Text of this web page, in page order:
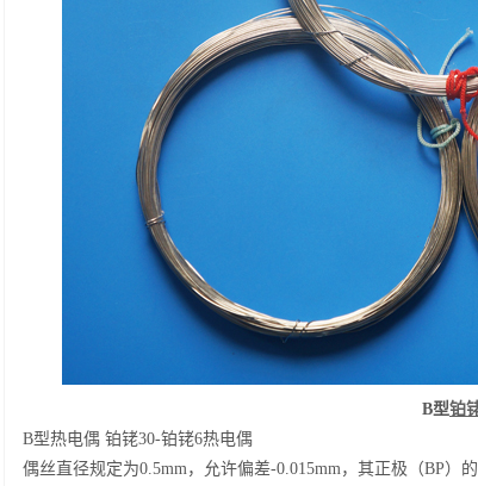
B型铂
B型热电偶 铂铑30-铂铑6热电偶
偶丝直径规定为0.5mm，允许偏差-0.015mm，其正极（BP）